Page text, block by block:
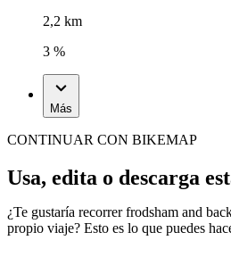
2,2 km
3 %
Más
CONTINUAR CON BIKEMAP
Usa, edita o descarga
¿Te gustaría recorrer frodsham and
propio viaje? Esto es lo que puedes